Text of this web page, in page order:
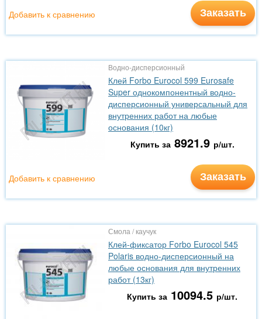
Заказать
Добавить к сравнению
Водно-дисперсионный
Клей Forbo Eurocol 599 Eurosafe
Super однокомпонентный водно-
дисперсионный универсальный для
внутренних работ на любые
основания (10кг)
Купить за 8921.9 р/шт.
Заказать
Добавить к сравнению
Смола / каучук
Клей-фиксатор Forbo Eurocol 545
Polaris водно-дисперсионный на
любые основания для внутренних
работ (13кг)
Купить за 10094.5 р/шт.